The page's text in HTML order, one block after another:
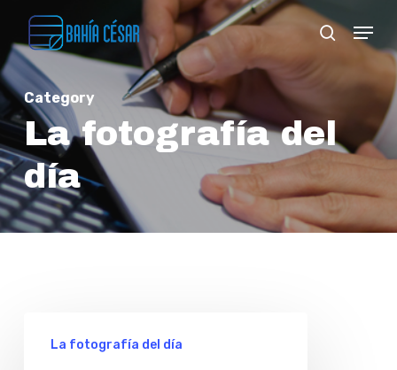
to
main
content
search
Menu
Category
La fotografía del
día
La fotografía del día
Close
Menu